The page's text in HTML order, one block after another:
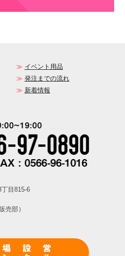
イベント用品
発注までの流れ
新着情報
目815-6
販売部）